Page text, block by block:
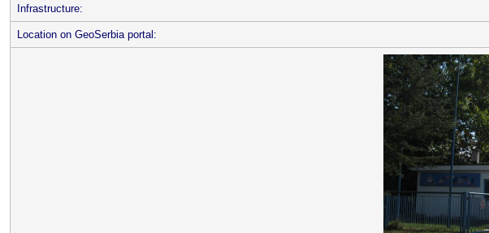
Infrastructure:
Location on GeoSerbia portal: